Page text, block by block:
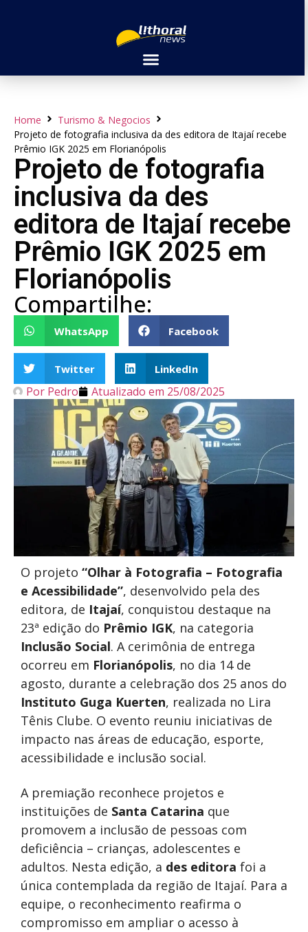
Home
Turismo & Negocios
Projeto de fotografia inclusiva da des editora de Itajaí recebe
Prêmio IGK 2025 em Florianópolis
Projeto de fotografia
inclusiva da des
editora de Itajaí recebe
Prêmio IGK 2025 em
Florianópolis
Compartilhe:
WhatsApp Facebook
Twitter LinkedIn
Por Pedro Atualizado em 25/08/2025
O projeto “Olhar à Fotografia – Fotografia
e Acessibilidade”, desenvolvido pela des
editora, de Itajaí, conquistou destaque na
23ª edição do Prêmio IGK, na categoria
Inclusão Social. A cerimônia de entrega
ocorreu em Florianópolis, no dia 14 de
agosto, durante a celebração dos 25 anos do
Instituto Guga Kuerten, realizada no Lira
Tênis Clube. O evento reuniu iniciativas de
impacto nas áreas de educação, esporte,
acessibilidade e inclusão social.
A premiação reconhece projetos e
instituições de Santa Catarina que
promovem a inclusão de pessoas com
deficiência – crianças, adolescentes e
adultos. Nesta edição, a des editora foi a
única contemplada da região de Itajaí. Para a
equipe, o reconhecimento reafirma o
compromisso em ampliar o acesso à